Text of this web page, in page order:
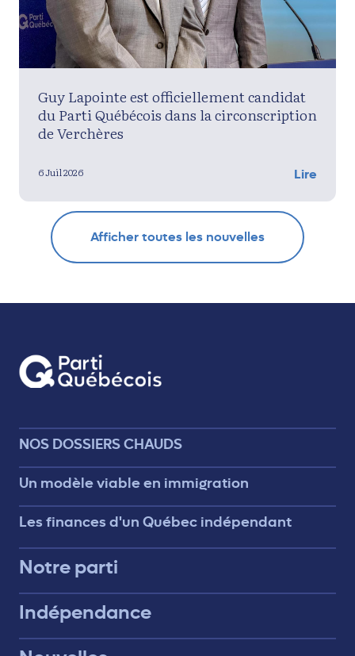
Guy Lapointe est officiellement candidat
du Parti Québécois dans la circonscription
de Verchères
6 Juil 2026 Lire
Afficher toutes les nouvelles
NOS DOSSIERS CHAUDS
Un modèle viable en immigration
Les finances d'un Québec indépendant
Notre parti
Indépendance